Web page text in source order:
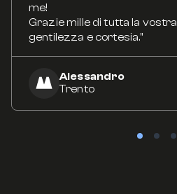
me!
Grazie mille di tutta la vostra
gentilezza e cortesia."
Alessandro
Trento